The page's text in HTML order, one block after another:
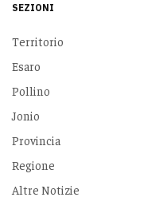
SEZIONI
Territorio
Esaro
Pollino
Jonio
Provincia
Regione
Altre Notizie